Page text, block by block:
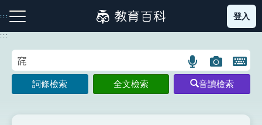
到
主
:::
注音索引圖示 筆畫索引圖示 部首索引表圖示
登入
:::
語
言
搜
圖
片
搜
開
鍵
圖
詞條檢索 全文檢索 音讀檢索